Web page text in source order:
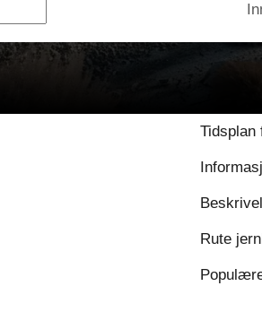
Tidsplan
Rute